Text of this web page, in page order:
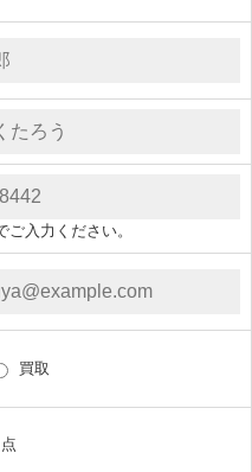
入力ください。
買取
点